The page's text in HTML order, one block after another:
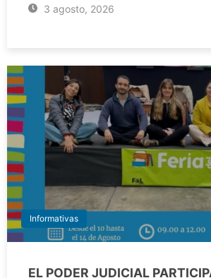
3 agosto, 2026
Informativas
EL PODER JUDICIAL